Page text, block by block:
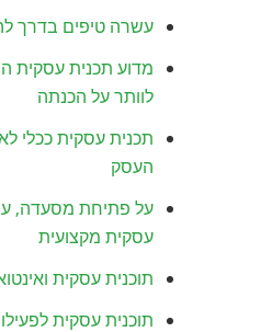
עשרה טיפים בדרך
מדוע תכנית עסקית
לוותר על הכנתה
תכנית עסקית ככלי
העסק
על פתיחת מסעדה,
עסקית מקצועית
תוכנית עסקית
תוכנית עסקית